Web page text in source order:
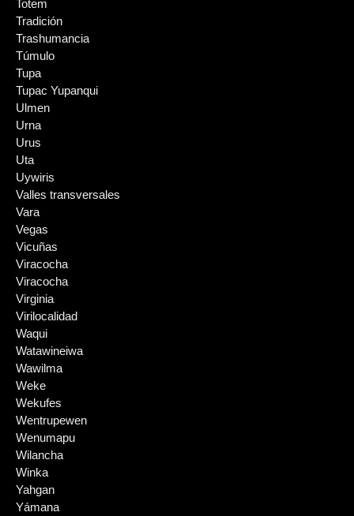
Totem
Tradición
Trashumancia
Túmulo
Tupa
Tupac Yupanqui
Ulmen
Urna
Urus
Uta
Uywiris
Valles transversales
Vara
Vegas
Vicuñas
Viracocha
Viracocha
Virginia
Virilocalidad
Waqui
Watawineiwa
Wawilma
Weke
Wekufes
Wentrupewen
Wenumapu
Wilancha
Winka
Yahgan
Yámana